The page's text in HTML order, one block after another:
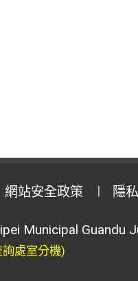
網站安全政策 隱
Municipal Guandu
詢處室分機)